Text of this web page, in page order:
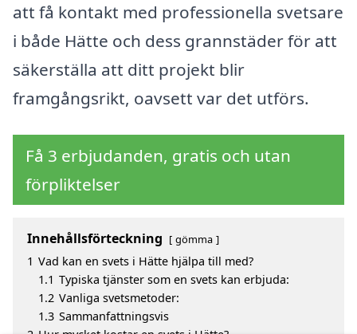
att få kontakt med professionella svetsare
i både Hätte och dess grannstäder för att
säkerställa att ditt projekt blir
framgångsrikt, oavsett var det utförs.
Få 3 erbjudanden, gratis och utan
förpliktelser
Innehållsförteckning gömma
1 Vad kan en svets i Hätte hjälpa till med?
1.1 Typiska tjänster som en svets kan erbjuda:
1.2 Vanliga svetsmetoder:
1.3 Sammanfattningsvis